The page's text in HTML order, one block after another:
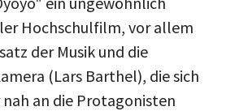
Hochschulfilm, vor allem
der Musik und die
(Lars Barthel), die sich
an die Protagonisten